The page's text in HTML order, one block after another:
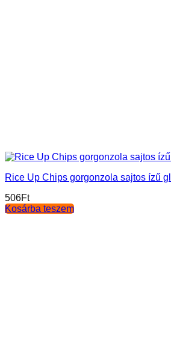
Rice Up Chips gorgonzola sajtos ízű
506Ft
Kosárba teszem